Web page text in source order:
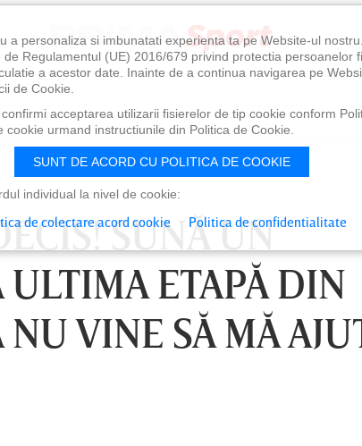
SUNĂ UN
ETAPĂ DIN
VINE SĂ MĂ
a personaliza si imbunatati experienta ta pe Website-ul
Regulamentul (UE) 2016/679 privind protectia persoanelor
a acestor date. Inainte de a continua navigarea pe
de Cookie.
acceptarea utilizarii fisierelor de tip cookie conform
urmand instructiunile din Politica de Cookie.
SUNT DE ACORD CU POLITICA DE COOKIE
individual la nivel de cookie:
de colectare acord cookie Politica de confidentialitate